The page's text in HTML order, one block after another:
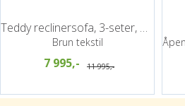
Teddy reclinersofa, 3-seter, manuell
Brun tekstil
7 995,- 11 995,-